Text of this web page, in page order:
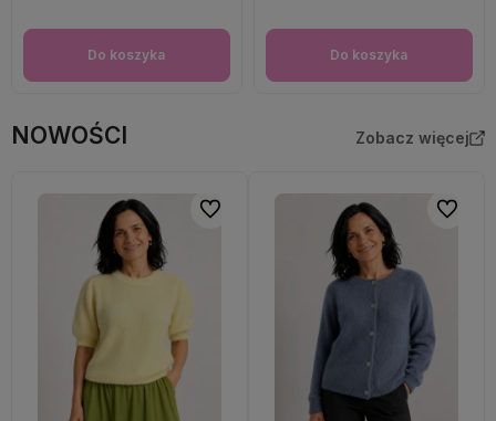
Do koszyka Do koszyka
NOWOŚCI Zobacz więcej
Do ulubionych Do